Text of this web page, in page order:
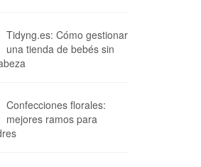
Tidyng.es: Cómo gestionar
una tienda de bebés sin
Confecciones florales:
mejores ramos para